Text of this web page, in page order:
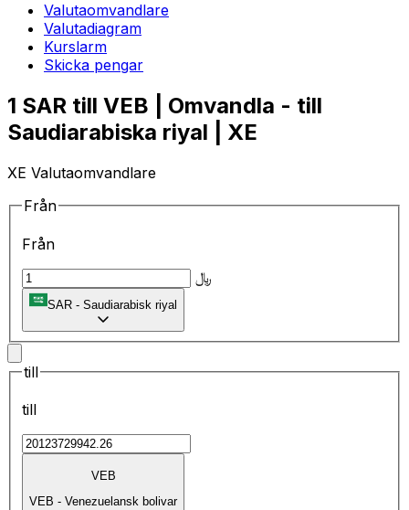
Valutaomvandlare
Valutadiagram
Kurslarm
Skicka pengar
1 SAR till VEB | Omvandla - till
Saudiarabiska riyal | XE
XE Valutaomvandlare
Från
Från
﷼
SAR - Saudiarabisk riyal
till
till
VEB
VEB - Venezuelansk bolivar